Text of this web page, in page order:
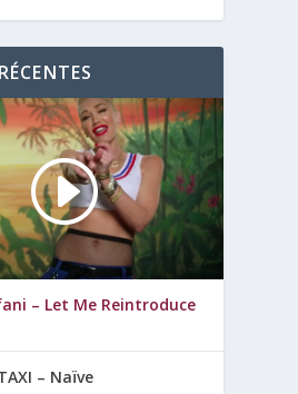
– Let Me Reintroduce
– Naïve